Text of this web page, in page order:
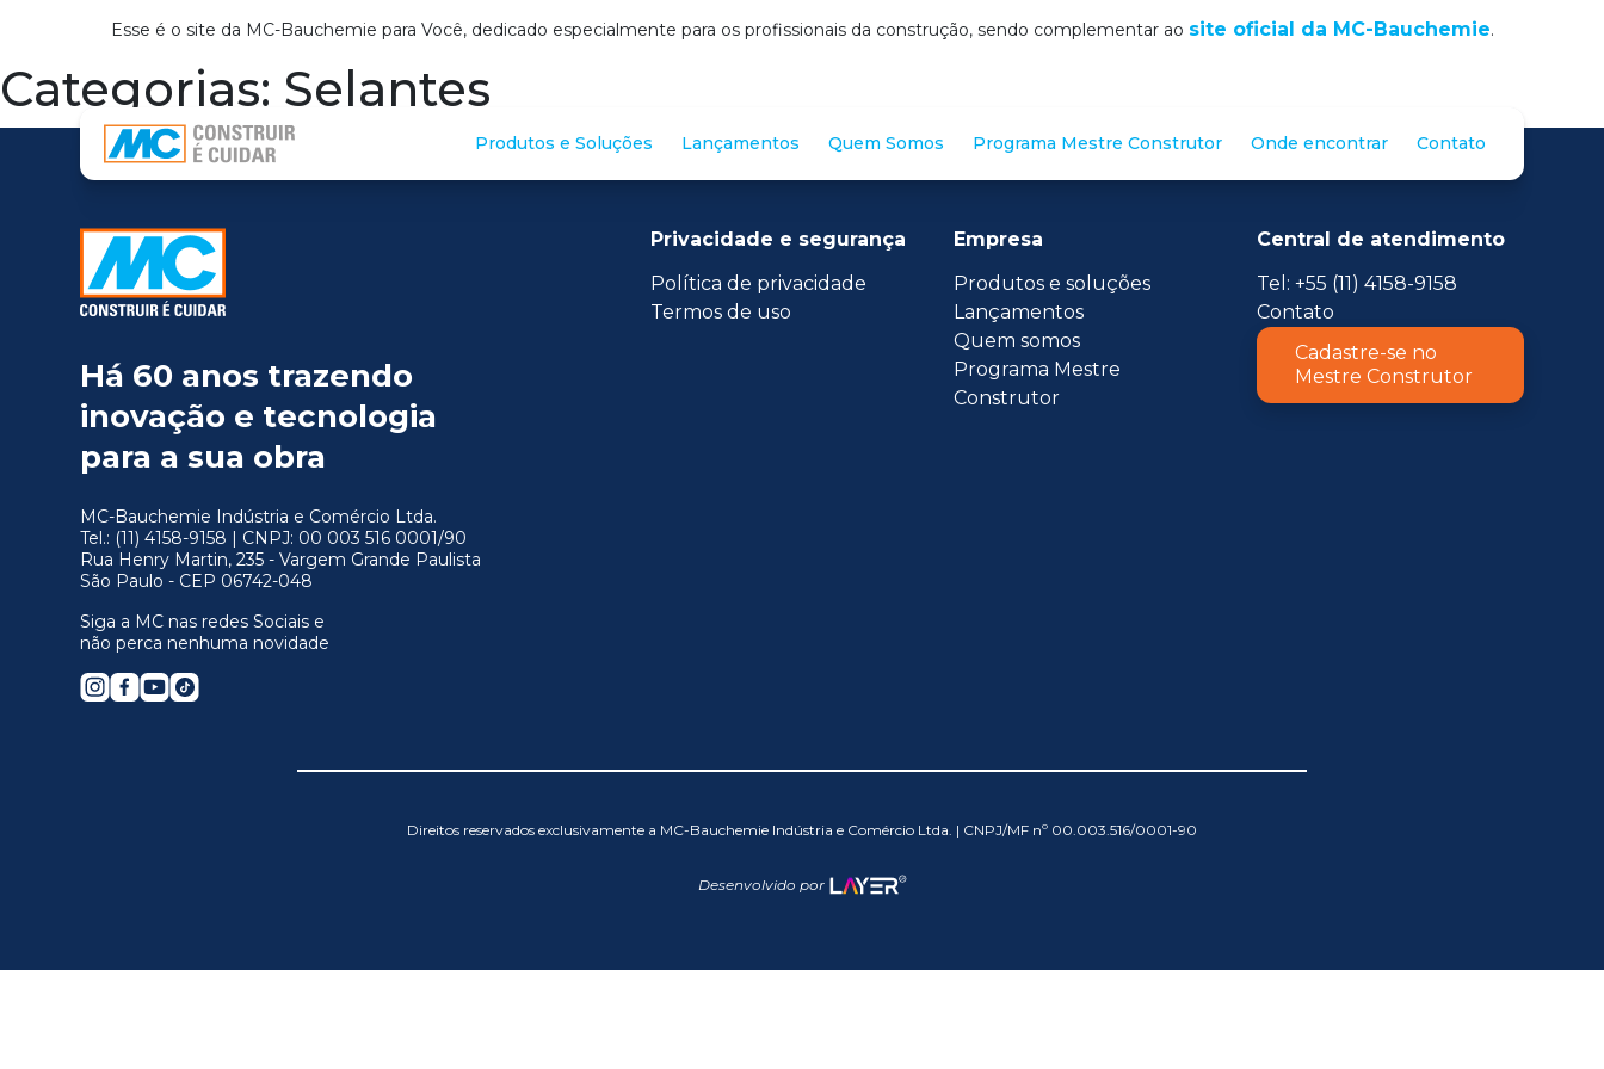
Esse é o site da MC-Bauchemie para Você, dedicado especialmente para os profissionais da construção, sendo complementar ao site oficial da MC-Bauchemie.
Produtos e Soluções Lançamentos Quem Somos Programa Mestre Construtor Onde encontrar Contato
Categorias: Selantes
Há 60 anos trazendo
inovação e tecnologia
para a sua obra
MC-Bauchemie Indústria e Comércio Ltda.
Tel.: (11) 4158-9158 | CNPJ: 00 003 516 0001/90
Rua Henry Martin, 235 - Vargem Grande Paulista
São Paulo - CEP 06742-048
Siga a MC nas redes Sociais e
não perca nenhuma novidade
Privacidade e segurança
Política de privacidade
Termos de uso
Empresa
Produtos e soluções
Lançamentos
Quem somos
Programa Mestre
Construtor
Central de atendimento
Tel: +55 (11) 4158-9158
Contato
Cadastre-se no
Mestre Construtor
Direitos reservados exclusivamente a MC-Bauchemie Indústria e Comércio Ltda. | CNPJ/MF nº 00.003.516/0001-90
Desenvolvido por